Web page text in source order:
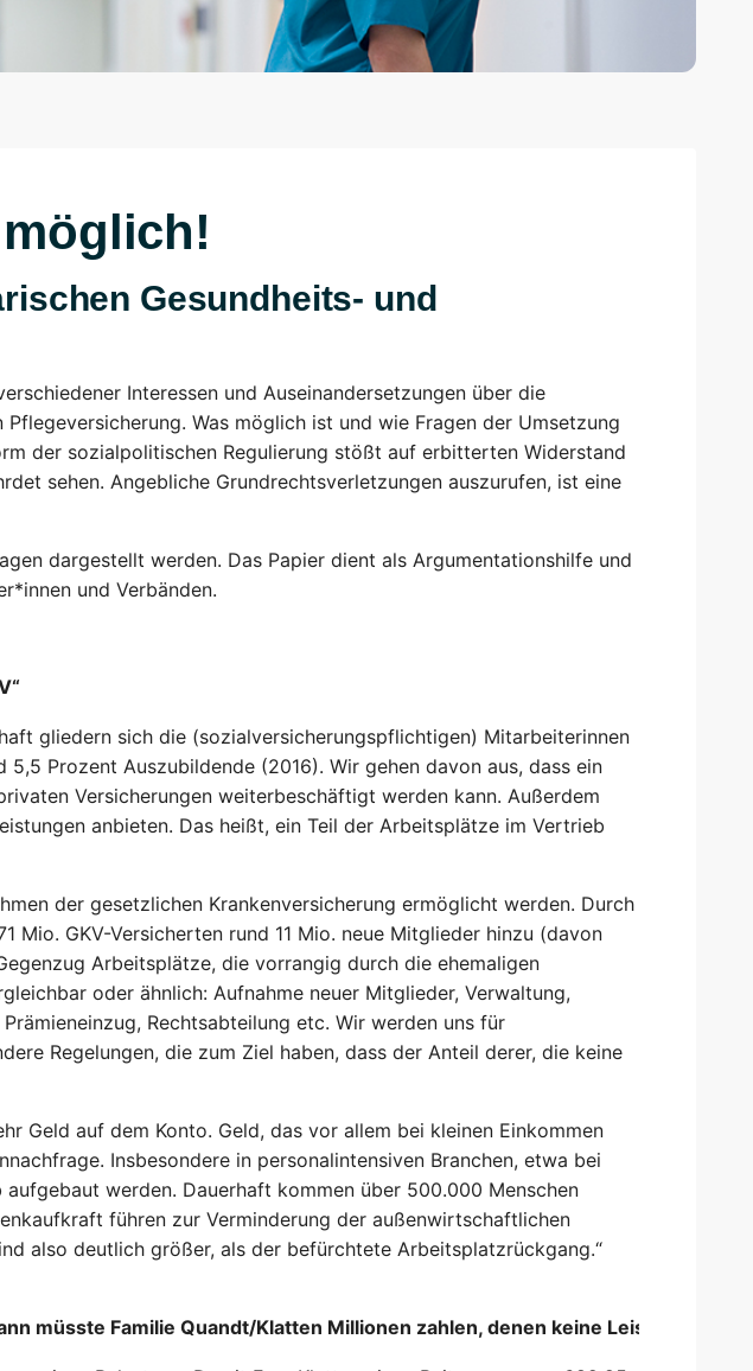
Gesundheits- und
Interessen und Auseinandersetzungen über die
Was möglich ist und wie Fragen der Umsetzung
der sozialpolitischen Regulierung stößt auf erbitterten Widerstand
sehen. Angebliche Grundrechtsverletzungen auszurufen, ist eine
dargestellt werden. Das Papier dient als Argumentationshilfe und
und Verbänden.
gliedern sich die (sozialversicherungspflichtigen) Mitarbeiterinnen
Prozent Auszubildende (2016). Wir gehen davon aus, dass ein
Versicherungen weiterbeschäftigt werden kann. Außerdem
anbieten. Das heißt, ein Teil der Arbeitsplätze im Vertrieb
der gesetzlichen Krankenversicherung ermöglicht werden. Durch
Mio. GKV-Versicherten rund 11 Mio. neue Mitglieder hinzu (davon
Arbeitsplätze, die vorrangig durch die ehemaligen
oder ähnlich: Aufnahme neuer Mitglieder, Verwaltung,
Rechtsabteilung etc. Wir werden uns für
Regelungen, die zum Ziel haben, dass der Anteil derer, die keine
Geld auf dem Konto. Geld, das vor allem bei kleinen Einkommen
Insbesondere in personalintensiven Branchen, etwa bei
werden. Dauerhaft kommen über 500.000 Menschen
führen zur Verminderung der außenwirtschaftlichen
also deutlich größer, als der befürchtete Arbeitsplatzrückgang.“
müsste Familie Quandt/Klatten Millionen zahlen, denen keine Leistung